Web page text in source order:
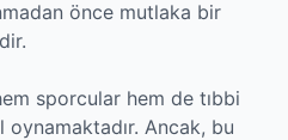
önce mutlaka bir
sporcular hem de tıbbi
Ancak, bu